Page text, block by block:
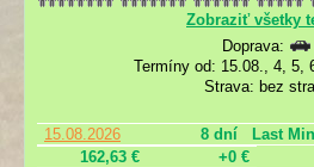
Zobraziť všetky
Doprava:
Termíny od: 15.08., 4, 5,
Strava: bez
15.08.2026 8 dní
Last
162,63 €
+0 €